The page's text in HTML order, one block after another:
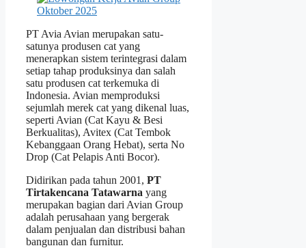
PT Avia Avian merupakan satu-
satunya produsen cat yang
menerapkan sistem terintegrasi dalam
setiap tahap produksinya dan salah
satu produsen cat terkemuka di
Indonesia. Avian memproduksi
sejumlah merek cat yang dikenal luas,
seperti Avian (Cat Kayu & Besi
Berkualitas), Avitex (Cat Tembok
Kebanggaan Orang Hebat), serta No
Drop (Cat Pelapis Anti Bocor).
Didirikan pada tahun 2001, PT
Tirtakencana Tatawarna yang
merupakan bagian dari Avian Group
adalah perusahaan yang bergerak
dalam penjualan dan distribusi bahan
bangunan dan furnitur.